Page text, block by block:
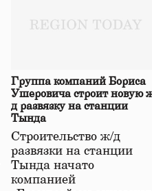
Группа компаний Бориса
Ушеровича строит новую
д развязку на станции
Тында
Строительство ж/д
развязки на станции
Тында начато
компанией